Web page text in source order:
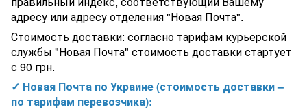
Нидерландский бассейн 244 х 76 см круглый каркасный с
куполом Exit Toys цвет лайм,с фильтр-насосом и тентом
адресу или адресу отделения "Новая Почта".
Стоимость доставки: согласно тарифам курьерской
службы "Новая Почта" стоимость доставки стартует
с 90 грн.
✓ Новая Почта по Украине (стоимость доставки –
по тарифам перевозчика):